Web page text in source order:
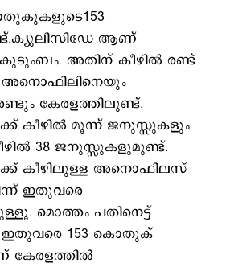
ആണ്
അതിന് കീഴിൽ രണ്ട്
കേരളത്തിലുണ്ട്.
കീഴിൽ മൂന്ന് ജനുസ്സുകളും
38 ജനുസ്സുകളുമുണ്ട്.
കീഴിലുള്ള അനൊഫിലസ്
ഇതുവരെ
മൊത്തം പതിനെട്ട്
153 കൊതുക്